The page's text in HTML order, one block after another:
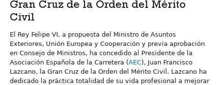
Gran Cruz de la Orden del Mérito
Civil
El Rey Felipe VI, a propuesta del Ministro de Asuntos
Exteriores, Unión Europea y Cooperación y previa aprobación
en Consejo de Ministros, ha concedido al Presidente de la
Asociación Española de la Carretera (AEC), Juan Francisco
Lazcano, la Gran Cruz de la Orden del Mérito Civil. Lazcano ha
dedicado la práctica totalidad de su vida profesional a mejorar